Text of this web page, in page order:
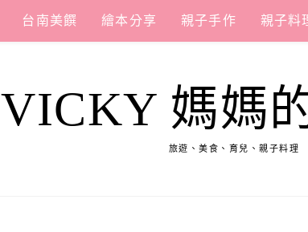
台南美饌 繪本分享 親子手作 親子料
VICKY 媽媽
旅遊、美食、育兒、親子料理